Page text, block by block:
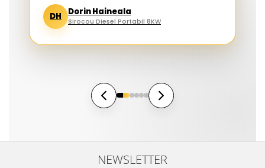
DH Dorin Haineala
Sirocou Diesel Portabil 8KW
NEWSLETTER